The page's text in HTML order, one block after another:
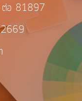
อ 81897